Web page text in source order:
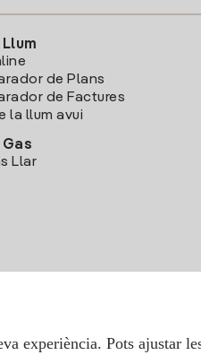
Llum
de Plans
de Factures
la llum avui
Gas
Llar
experiència. Pots ajustar